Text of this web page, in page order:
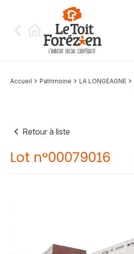
Accueil Patrimoine LA LONGEAGNE
Retour à liste
Lot n°00079016